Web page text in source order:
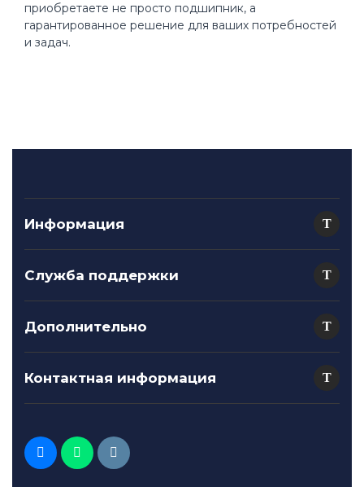
приобретаете не просто подшипник, а
гарантированное решение для ваших потребностей
и задач.
Информация
Служба поддержки
Дополнительно
Контактная информация